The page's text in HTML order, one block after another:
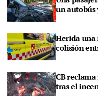
un
Herida una
colisión
CB
tras el